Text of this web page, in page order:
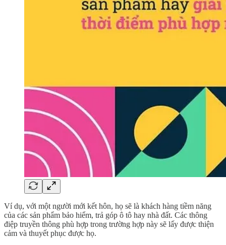
Ví dụ, với một người mới kết hôn, họ sẽ là khách hàng tiềm năng
của các sản phẩm bảo hiểm, trả góp ô tô hay nhà đất. Các thông
điệp truyền thông phù hợp trong trường hợp này sẽ lấy được thiện
cảm và thuyết phục được họ.